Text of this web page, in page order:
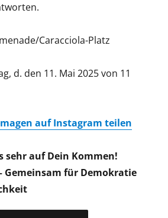
Caracciola-Platz
d. den 11. Mai 2025 von 11
auf Instagram teilen
sehr auf Dein Kommen!
Gemeinsam für Demokratie